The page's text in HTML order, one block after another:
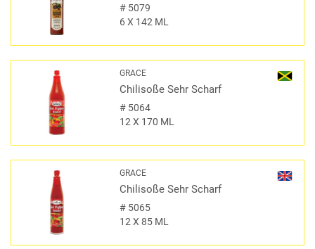
#5079
6 X 142 ML
GRACE
Chilisoße Sehr Scharf
#5064
12 X 170 ML
GRACE
Chilisoße Sehr Scharf
#5065
12 X 85 ML